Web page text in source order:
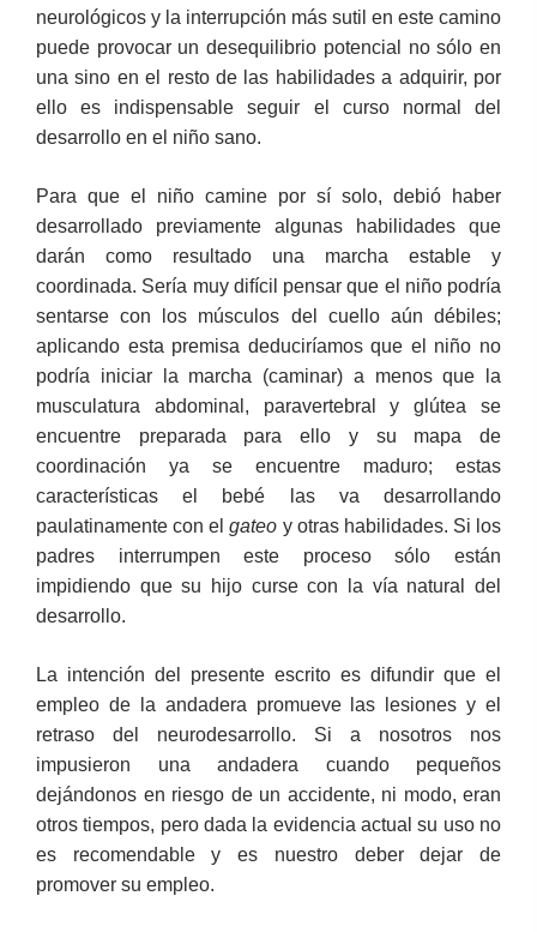
neurológicos y la interrupción más sutil en este camino
puede provocar un desequilibrio potencial no sólo en
una sino en el resto de las habilidades a adquirir, por
ello es indispensable seguir el curso normal del
desarrollo en el niño sano.
Para que el niño camine por sí solo, debió haber
desarrollado previamente algunas habilidades que
darán como resultado una marcha estable y
coordinada. Sería muy difícil pensar que el niño podría
sentarse con los músculos del cuello aún débiles;
aplicando esta premisa deduciríamos que el niño no
podría iniciar la marcha (caminar) a menos que la
musculatura abdominal, paravertebral y glútea se
encuentre preparada para ello y su mapa de
coordinación ya se encuentre maduro; estas
características el bebé las va desarrollando
paulatinamente con el gateo y otras habilidades. Si los
padres interrumpen este proceso sólo están
impidiendo que su hijo curse con la vía natural del
desarrollo.
La intención del presente escrito es difundir que el
empleo de la andadera promueve las lesiones y el
retraso del neurodesarrollo. Si a nosotros nos
impusieron una andadera cuando pequeños
dejándonos en riesgo de un accidente, ni modo, eran
otros tiempos, pero dada la evidencia actual su uso no
es recomendable y es nuestro deber dejar de
promover su empleo.